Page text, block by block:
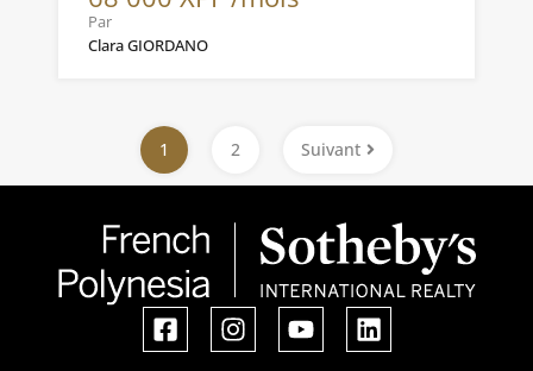
Par
Clara GIORDANO
1 2 Suivant